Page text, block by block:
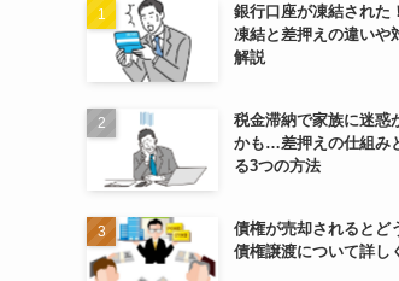
銀行口座が凍結された
凍結と差押えの違いや
解説
税金滞納で家族に迷惑
かも…差押えの仕組み
る3つの方法
債権が売却されるとど
債権譲渡について詳し